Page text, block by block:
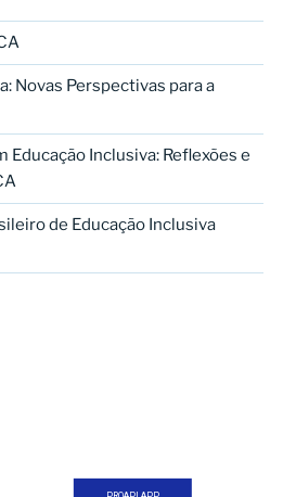
Novas Perspectivas para a
Educação Inclusiva: Reflexões e
de Educação Inclusiva